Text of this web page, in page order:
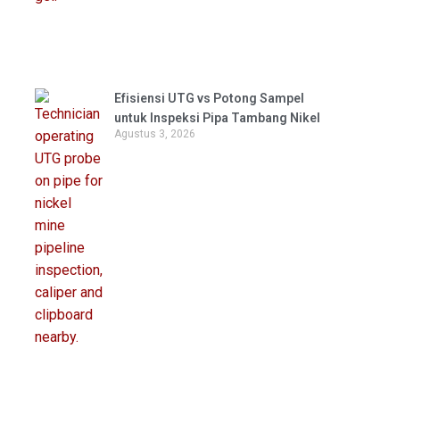
Efisiensi UTG vs Potong Sampel
untuk Inspeksi Pipa Tambang Nikel
Agustus 3, 2026